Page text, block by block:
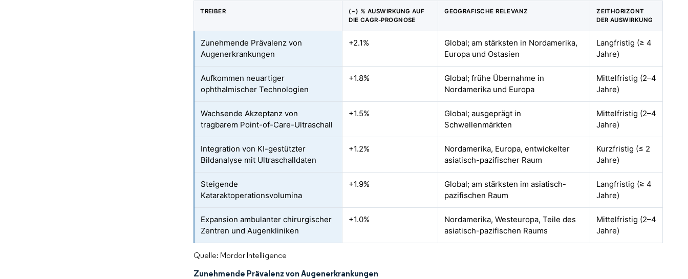
TREIBER
(~) % AUSWIRKUNG AUF
DIE CAGR-PROGNOSE
GEOGRAFISCHE RELEVANZ
ZEITHORIZONT
DER AUSWIRKUNG
Zunehmende Prävalenz von
Augenerkrankungen
+2.1%
Global; am stärksten in Nordamerika,
Europa und Ostasien
Langfristig (≥ 4
Jahre)
Aufkommen neuartiger
ophthalmischer Technologien
+1.8%
Global; frühe Übernahme in
Nordamerika und Europa
Mittelfristig (2–4
Jahre)
Wachsende Akzeptanz von
tragbarem Point-of-Care-Ultraschall
+1.5%
Global; ausgeprägt in
Schwellenmärkten
Mittelfristig (2–4
Jahre)
Integration von KI-gestützter
Bildanalyse mit Ultraschalldaten
+1.2%
Nordamerika, Europa, entwickelter
asiatisch-pazifischer Raum
Kurzfristig (≤ 2
Jahre)
Steigende
Kataraktoperationsvolumina
+1.9%
Global; am stärksten im asiatisch-
pazifischen Raum
Langfristig (≥ 4
Jahre)
Expansion ambulanter chirurgischer
Zentren und Augenkliniken
+1.0%
Nordamerika, Westeuropa, Teile des
asiatisch-pazifischen Raums
Mittelfristig (2–4
Jahre)
Quelle: Mordor Intelligence
Zunehmende Prävalenz von Augenerkrankungen